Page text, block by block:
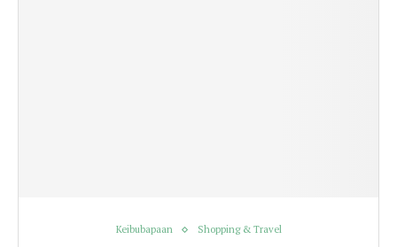
Keibubapaan Shopping & Travel